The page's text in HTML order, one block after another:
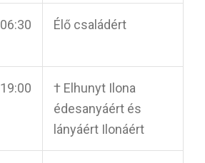
06:30 Élő családért
19:00
† Elhunyt Ilona
édesanyáért és
lányáért Ilonáért